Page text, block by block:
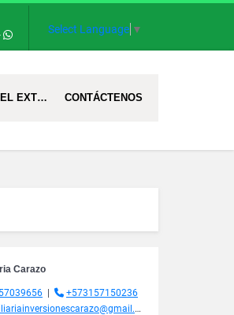
Select Language ▼
PROYECTOS EN EL EXTRANJERO CONTÁCTENOS
Carazo
+573157150236